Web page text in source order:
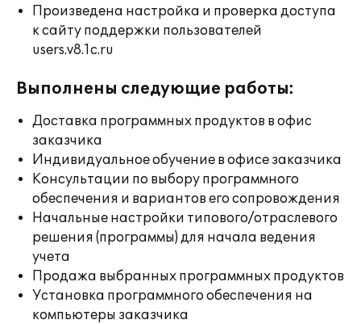
Произведена настройка и проверка доступа
к сайту поддержки пользователей
users.v8.1c.ru
Выполнены следующие работы:
Доставка программных продуктов в офис
заказчика
Индивидуальное обучение в офисе заказчика
Консультации по выбору программного
обеспечения и вариантов его сопровождения
Начальные настройки типового/отраслевого
решения (программы) для начала ведения
учета
Продажа выбранных программных продуктов
Установка программного обеспечения на
компьютеры заказчика